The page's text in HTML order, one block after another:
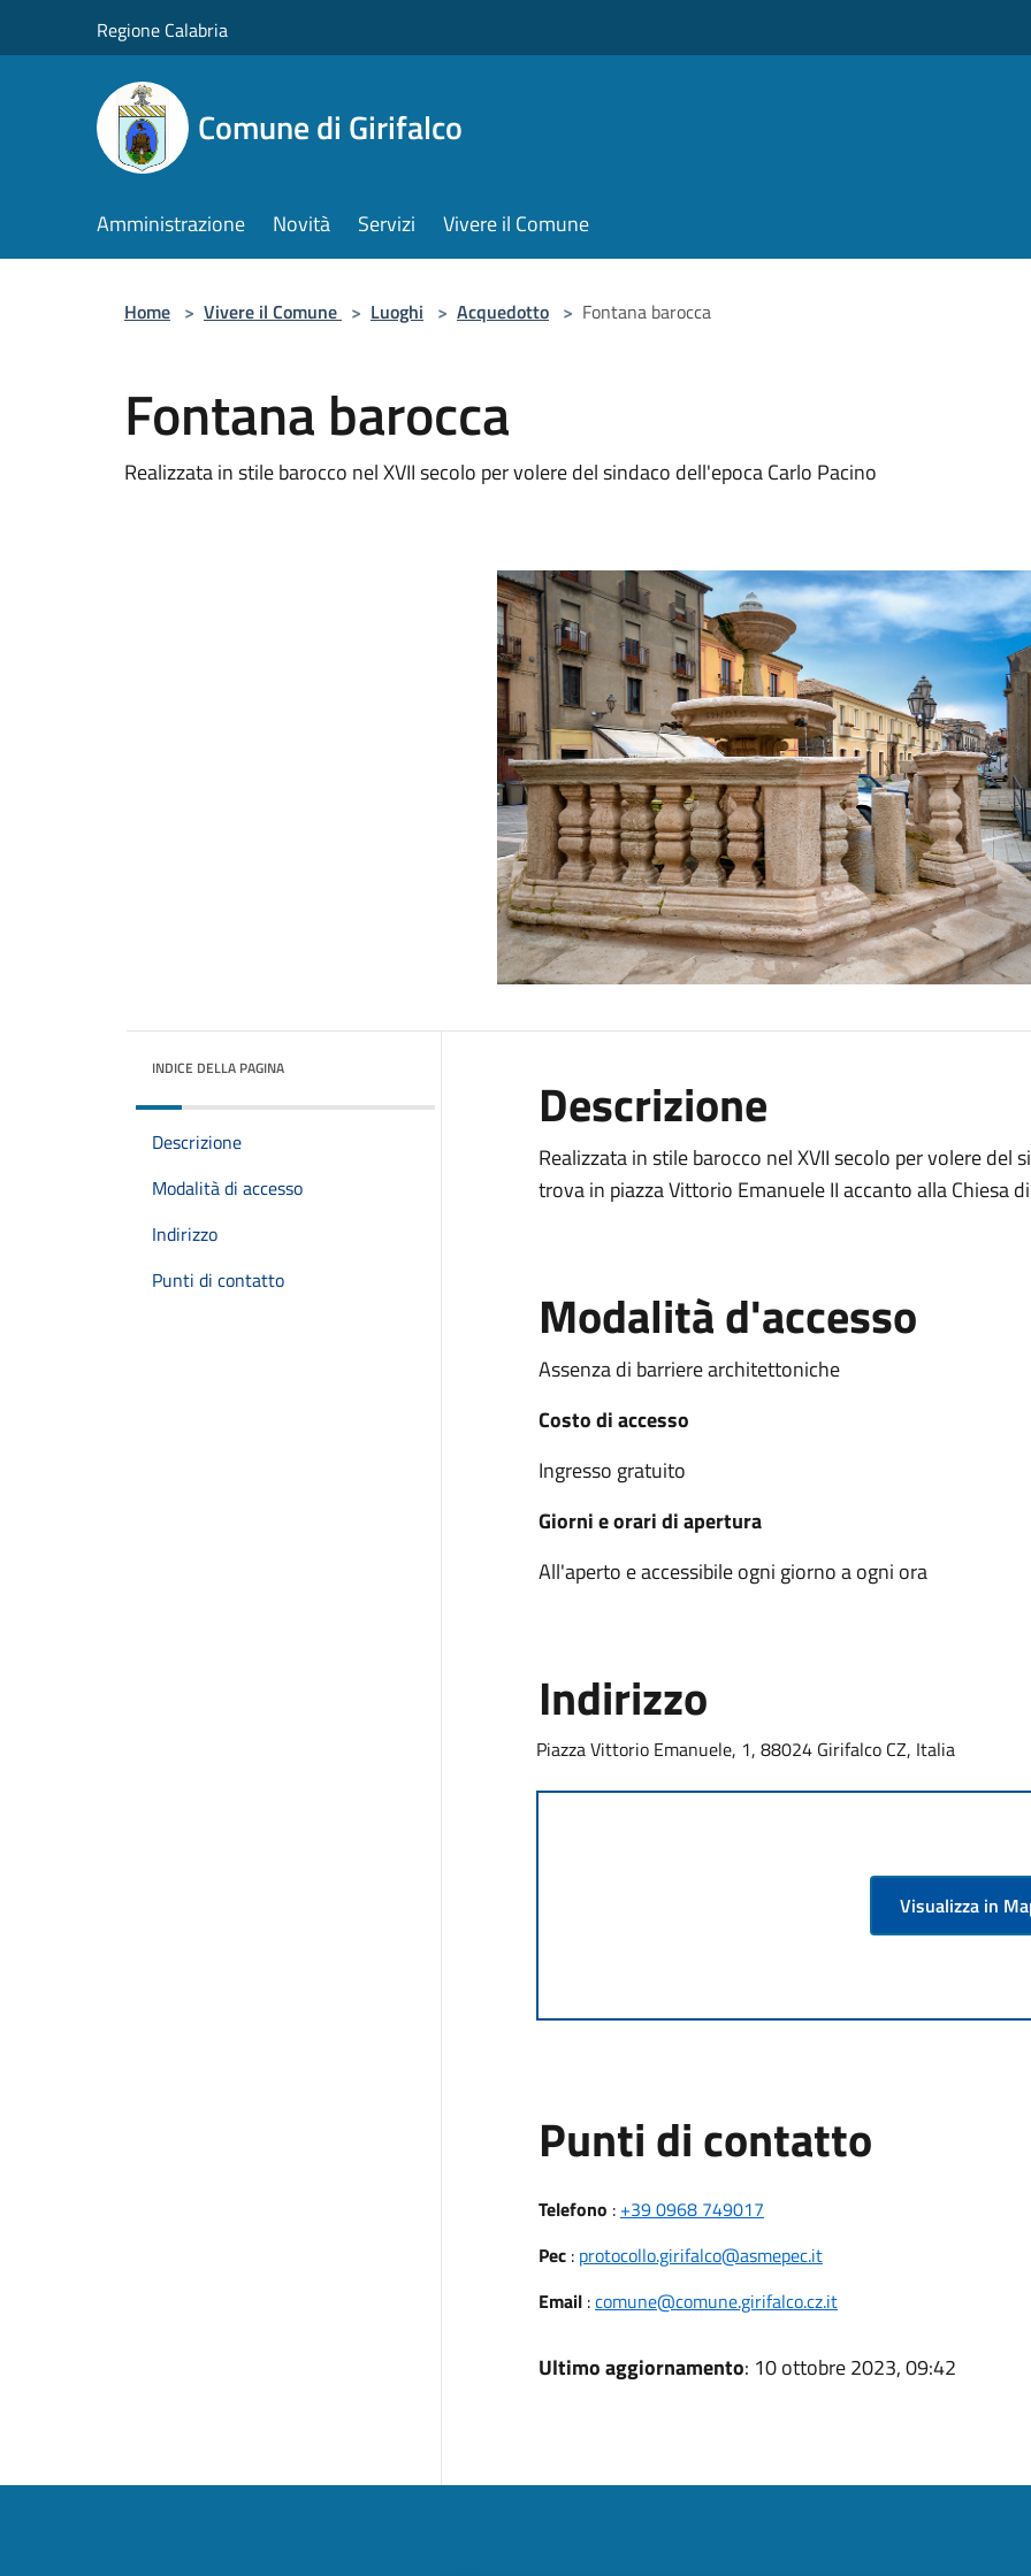
Regione Calabria
Comune di Girifalco
Amministrazione Novità Servizi Vivere il Comune
Home > Vivere il Comune > Luoghi > Acquedotto > Fontana barocca
Fontana barocca
Realizzata in stile barocco nel XVII secolo per volere del sindaco dell'epoca Carlo Pacino
INDICE DELLA PAGINA
Descrizione
Modalità di accesso
Indirizzo
Punti di contatto
Descrizione
Realizzata in stile barocco nel XVII secolo per volere del
trova in piazza Vittorio Emanuele II accanto alla Chiesa
Modalità d'accesso
Assenza di barriere architettoniche
Costo di accesso
Ingresso gratuito
Giorni e orari di apertura
All'aperto e accessibile ogni giorno a ogni ora
Indirizzo
Piazza Vittorio Emanuele, 1, 88024 Girifalco CZ, Italia
Visualizza in
Punti di contatto
Telefono : +39 0968 749017
Pec: protocollo.girifalco@asmepec.it
Email:comune@comune.girifalco.cz.it
Ultimo aggiornamento: 10 ottobre 2023, 09:42